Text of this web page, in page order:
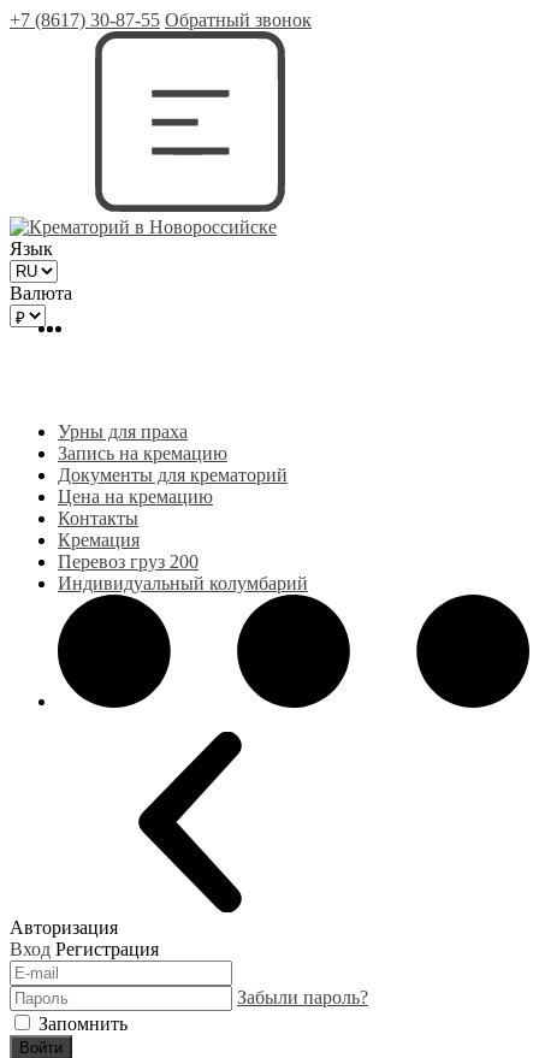
+7 (8617) 30-87-55 Обратный звонок
Язык
Валюта
Урны для праха
Запись на кремацию
Документы для крематорий
Цена на кремацию
Контакты
Кремация
Перевоз груз 200
Индивидуальный колумбарий
Авторизация
Вход Регистрация
Забыли пароль?
Запомнить
Войти